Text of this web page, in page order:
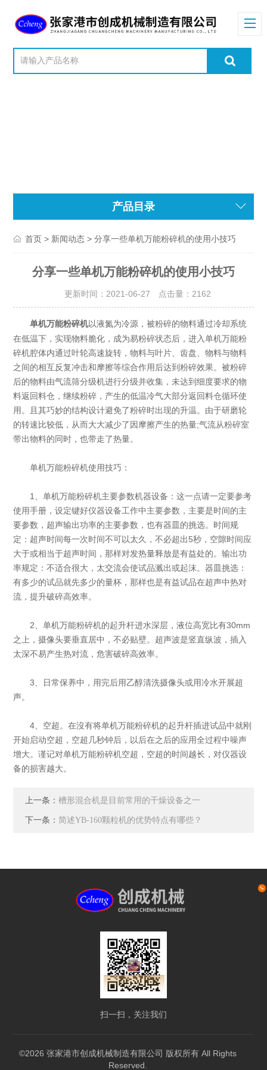
产品目录
首页 > 新闻动态 > 分享一些单机万能粉碎机的使用小技巧
分享一些单机万能粉碎机的使用小技巧
更新时间：2021-06-27 点击量： 2162
单机万能粉碎机以液氮为冷源，被粉碎的物料通过冷却系统
在低温下，实现物料脆化，成为易粉碎状态后，进入单机万能粉
碎机腔体内通过叶轮高速旋转，物料与叶片、齿盘、物料与物料
之间的相互反复冲击和摩擦等综合作用后达到粉碎效果。被粉碎
后的物料由气流筛分级机进行分级并收集，未达到细度要求的物
料返回料仓，继续粉碎，产生的低温冷气大部分返回料仓循环使
用。且其巧妙的结构设计避免了粉碎时出现的升温。由于研磨轮
的转速比较低，从而大大减少了因摩擦产生的热量;气流从粉碎室
带出物料的同时，也带走了热量。
单机万能粉碎机使用技巧：
1、单机万能粉碎机主要参数机器设备：这一点请一定要参考
使用手册，设定键好仪器设备工作中主要参数，主要是时间的主
要参数，超声输出功率的主要参数，也有器皿的挑选。时间规
定：超声时间每一次时间不可以太久，不必超出5秒，空隙时间应
大于或相当于超声时间，那样对发热量释放是有益处的。输出功
率规定：不适合很大，太交流会使试品溅出或起沫。器皿挑选：
有多少的试品就先多少的量杯，那样也是有益试品在超声中热对
流，提升破碎高效率。
2、单机万能粉碎机的起升杆进水深层，液位高宽比有30mm
之上，摄像头要垂直居中，不必贴壁。超声波是竖直纵波，插入
太深不易产生热对流，危害破碎高效率。
3、日常保养中，用完后用乙醇清洗摄像头或用冷水开展超
声。
4、空超。在沒有将单机万能粉碎机的起升杆插进试品中就刚
开始启动空超，空超几秒钟后，以后在之后的应用全过程中噪声
增大。谨记对单机万能粉碎机空超，空超的时间越长，对仪器设
备的损害越大。
上一条：槽形混合机是目前常用的干燥设备之一
下一条：简述YB-160颗粒机的优势特点有哪些？
扫一扫，关注我们
©2026 张家港市创成机械制造有限公司 版权所有 All Rights
Reserved.